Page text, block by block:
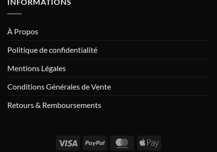
INFORMATIONS
À Propos
Politique de confidentialité
Mentions Légales
Conditions Générales de Vente
Retours & Remboursements
Visa PayPal MasterCardApple